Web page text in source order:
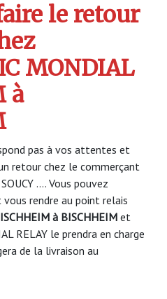
le retour
MONDIAL
à
pas à vos attentes et
retour chez le commerçant
…. Vous pouvez
rendre au point relais
à BISCHHEIM et
RELAY le prendra en charge
de la livraison au